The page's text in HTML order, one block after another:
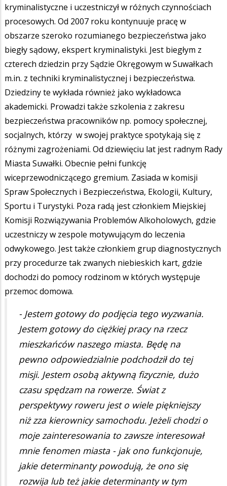
kryminalistyczne i uczestniczył w różnych czynnościach
procesowych. Od 2007 roku kontynuuje pracę w
obszarze szeroko rozumianego bezpieczeństwa jako
biegły sądowy, ekspert kryminalistyki. Jest biegłym z
czterech dziedzin przy Sądzie Okręgowym w Suwałkach
m.in. z techniki kryminalistycznej i bezpieczeństwa.
Dziedziny te wykłada również jako wykładowca
akademicki. Prowadzi także szkolenia z zakresu
bezpieczeństwa pracowników np. pomocy społecznej,
socjalnych, którzy w swojej praktyce spotykają się z
różnymi zagrożeniami. Od dziewięciu lat jest radnym Rady
Miasta Suwałki. Obecnie pełni funkcję
wiceprzewodniczącego gremium. Zasiada w komisji
Spraw Społecznych i Bezpieczeństwa, Ekologii, Kultury,
Sportu i Turystyki. Poza radą jest członkiem Miejskiej
Komisji Rozwiązywania Problemów Alkoholowych, gdzie
uczestniczy w zespole motywującym do leczenia
odwykowego. Jest także członkiem grup diagnostycznych
przy procedurze tak zwanych niebieskich kart, gdzie
dochodzi do pomocy rodzinom w których występuje
przemoc domowa.
- Jestem gotowy do podjęcia tego wyzwania.
Jestem gotowy do ciężkiej pracy na rzecz
mieszkańców naszego miasta. Będę na
pewno odpowiedzialnie podchodził do tej
misji. Jestem osobą aktywną fizycznie, dużo
czasu spędzam na rowerze. Świat z
perspektywy roweru jest o wiele piękniejszy
niż zza kierownicy samochodu. Jeżeli chodzi o
moje zainteresowania to zawsze interesował
mnie fenomen miasta - jak ono funkcjonuje,
jakie determinanty powodują, że ono się
rozwija lub też jakie determinanty w tym